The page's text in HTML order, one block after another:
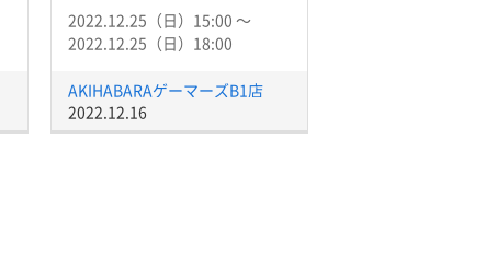
2022.12.25（日）15:00 〜
2022.12.25（日）18:00
AKIHABARAゲーマーズB1店
2022.12.16